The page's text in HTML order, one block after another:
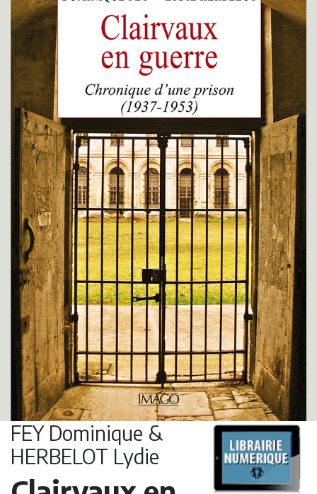
FEY Dominique &
HERBELOT Lydie